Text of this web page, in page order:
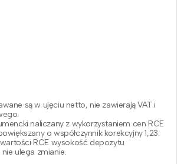
są w ujęciu netto, nie zawierają VAT i
naliczany z wykorzystaniem cen RCE
o współczynnik korekcyjny 1,23.
RCE wysokość depozytu
ulega zmianie.